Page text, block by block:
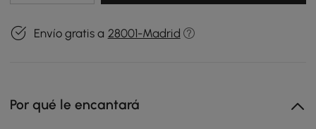
Envío gratis a 28001-Madrid
Por qué le encantará